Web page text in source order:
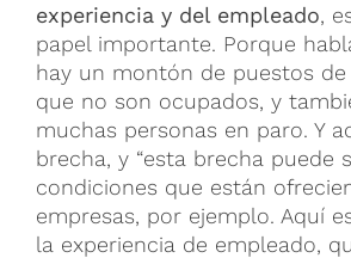
experiencia y del empleado,
papel importante. Porque
hay un montón de puestos
que no son ocupados, y
muchas personas en paro. Y
brecha, y “esta brecha puede
condiciones que están
empresas, por ejemplo. Aquí
la experiencia de empleado,